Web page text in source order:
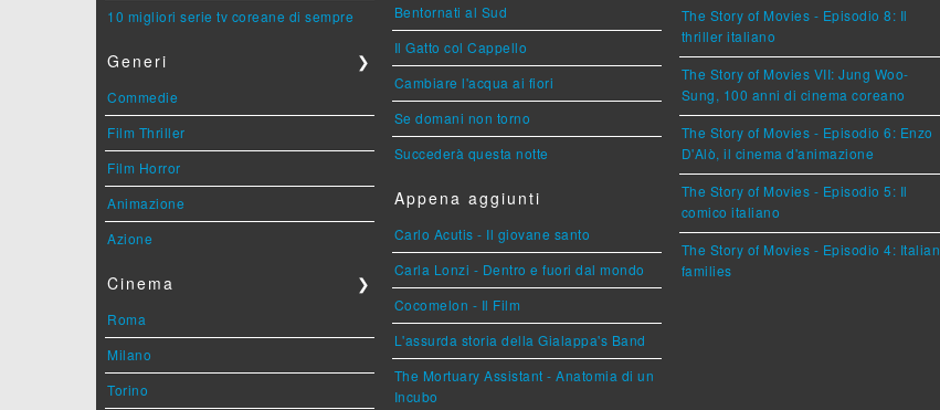
10 migliori serie tv coreane di sempre
Generi ❯
Commedie
Film Thriller
Film Horror
Animazione
Azione
Cinema ❯
Roma
Milano
Torino
Bentornati al Sud
Il Gatto col Cappello
Cambiare l'acqua ai fiori
Se domani non torno
Succederà questa notte
Appena aggiunti
Carlo Acutis - Il giovane santo
Carla Lonzi - Dentro e fuori dal mondo
Cocomelon - Il Film
L'assurda storia della Gialappa's Band
The Mortuary Assistant - Anatomia di un
Incubo
The Story of Movies - Episodio 8: Il
thriller italiano
The Story of Movies VII: Jung Woo-
Sung, 100 anni di cinema coreano
The Story of Movies - Episodio 6: Enzo
D'Alò, il cinema d'animazione
The Story of Movies - Episodio 5: Il
comico italiano
The Story of Movies - Episodio 4: Italian
families